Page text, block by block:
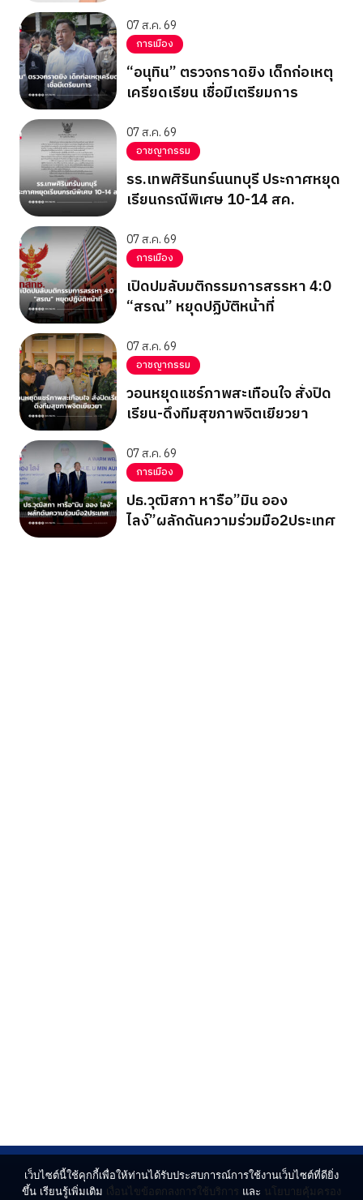
07 ส.ค. 69
การเมือง
“อนุทิน” ตรวจกราดยิง เด็กก่อเหตุ
เครียดเรียน เชื่อมีเตรียมการ
07 ส.ค. 69
อาชญากรรม
รร.เทพศิรินทร์นนทบุรี ประกาศหยุด
เรียนกรณีพิเศษ 10-14 สค.
07 ส.ค. 69
การเมือง
เปิดปมลับมติกรรมการสรรหา 4:0
“สรณ” หยุดปฏิบัติหน้าที่
07 ส.ค. 69
อาชญากรรม
วอนหยุดแชร์ภาพสะเทือนใจ สั่งปิด
เรียน-ดึงทีมสุขภาพจิตเยียวยา
07 ส.ค. 69
การเมือง
ปธ.วุฒิสภา หารือ”มิน ออง
ไลง์”ผลักดันความร่วมมือ2ประเทศ
เว็บไซต์นี้ใช้คุกกี้เพื่อให้ท่านได้รับประสบการณ์การใช้งานเว็บไซต์ที่ดียิ่ง
ขึ้น เรียนรู้เพิ่มเติม เงื่อนไขข้อตกลงการใช้บริการ และ นโยบายคุ้มครอง